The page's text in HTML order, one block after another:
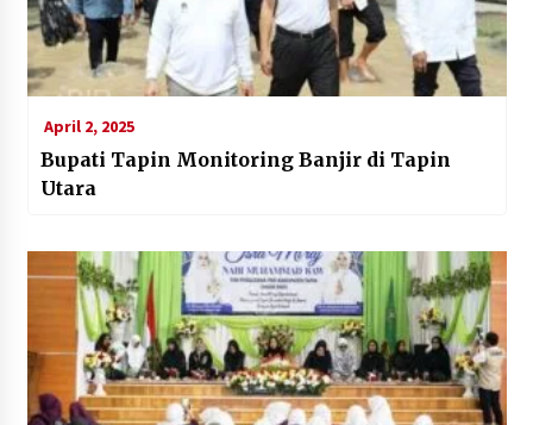
April 2, 2025
Bupati Tapin Monitoring Banjir di Tapin
Utara